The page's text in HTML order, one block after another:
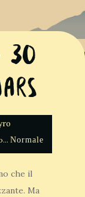
30
Normale
che il
Ma